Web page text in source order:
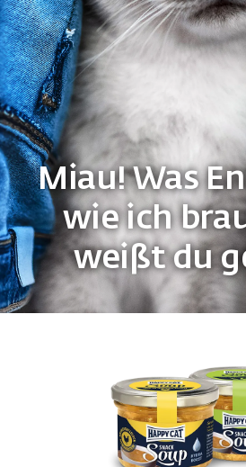
Miau! Was
wie ich
weißt du